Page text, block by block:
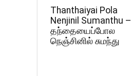
Thanthaiyai Pola
Nenjinil Sumanthu –
தந்தையைப்போல
நெஞ்சினில் சுமந்து